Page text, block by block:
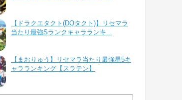
【ドラクエタクト(DQタクト)】リセマラ
当たり最強Sランクキャラランキ...
【まおりゅう】リセマラ当たり最強星5キ
ャラランキング【スラテン】